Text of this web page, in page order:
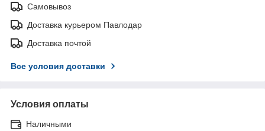
Самовывоз
Доставка курьером Павлодар
Доставка почтой
Все условия доставки
Условия оплаты
Наличными